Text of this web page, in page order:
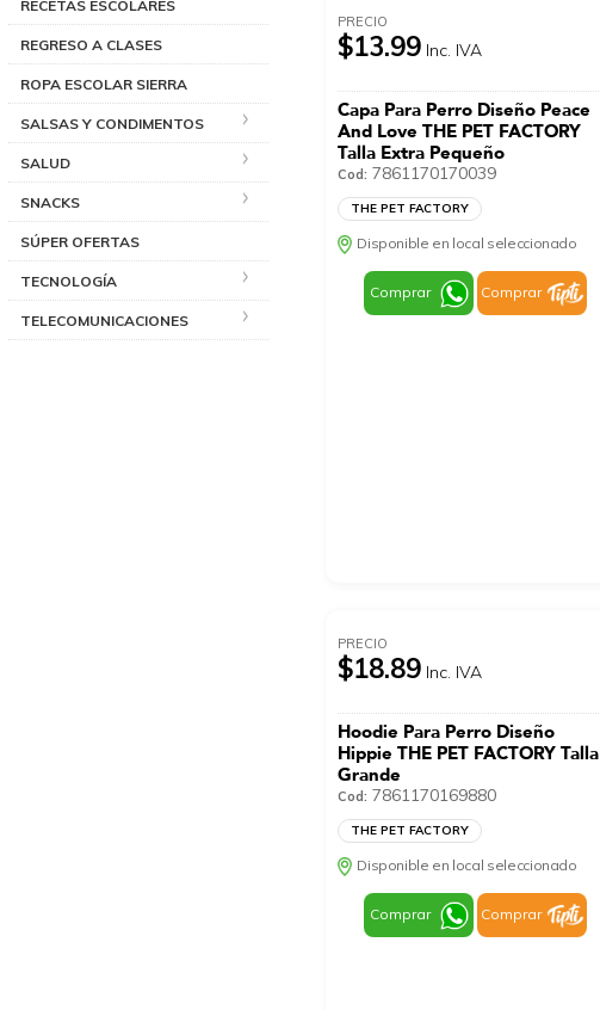
RECETAS ESCOLARES
REGRESO A CLASES
ROPA ESCOLAR SIERRA
SALSAS Y CONDIMENTOS
SALUD
SNACKS
SÚPER OFERTAS
TECNOLOGÍA
TELECOMUNICACIONES
PRECIO
$13.99 Inc. IVA
Capa Para Perro Diseño Peace
And Love THE PET FACTORY
Talla Extra Pequeño
Cod: 7861170170039
THE PET FACTORY
Disponible en local seleccionado
Comprar Comprar
PRECIO
$18.89 Inc. IVA
Hoodie Para Perro Diseño
Hippie THE PET FACTORY Talla
Grande
Cod: 7861170169880
THE PET FACTORY
Disponible en local seleccionado
Comprar Comprar